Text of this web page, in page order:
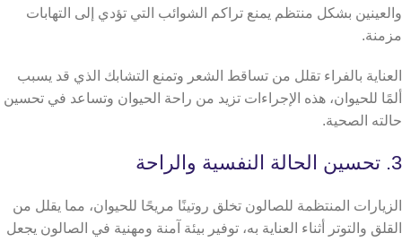
والعينين بشكل منتظم يمنع تراكم الشوائب التي تؤدي إلى التهابات
مزمنة.
العناية بالفراء تقلل من تساقط الشعر وتمنع التشابك الذي قد يسبب
ألمًا للحيوان، هذه الإجراءات تزيد من راحة الحيوان وتساعد في تحسين
حالته الصحية.
3. تحسين الحالة النفسية والراحة
الزيارات المنتظمة للصالون تخلق روتينًا مريحًا للحيوان، مما يقلل من
القلق والتوتر أثناء العناية به، توفير بيئة آمنة ومهنية في الصالون يجعل